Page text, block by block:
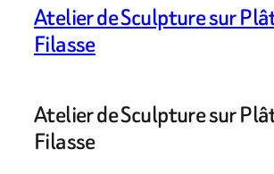
Atelier de Sculpture sur
Filasse
Atelier de Sculpture sur
Filasse